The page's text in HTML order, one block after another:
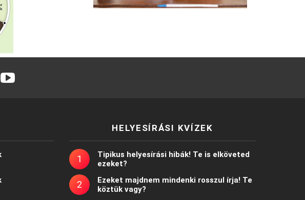
HELYESÍRÁSI KVÍZEK
Tipikus helyesírási hibák! Te is elköveted
ezeket?
Ezeket majdnem mindenki rosszul írja! Te
köztük vagy?